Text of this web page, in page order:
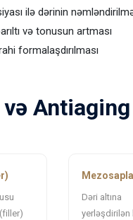
ilə dərinin
və tonusun artması
formalaşdırılması
Dəri altına
yerləşdirilən